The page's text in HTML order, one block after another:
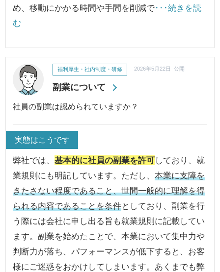
め、移動にかかる時間や手間を削減で･･･続きを読
む
副業について
福利厚生・社内制度・研修 2026年5月22日 公開
社員の副業は認められていますか？
実態はこうです
弊社では、基本的に社員の副業を許可しており、就
業規則にも明記しています。ただし、本業に支障を
きたさない程度であること、世間一般的に理解を得
られる内容であることを条件としており、副業を行
う際には会社に申し出る旨も就業規則に記載してい
ます。副業を始めたことで、本業において集中力や
判断力が落ち、パフォーマンスが低下すると、お客
様にご迷惑をおかけしてしまいます。あくまでも弊